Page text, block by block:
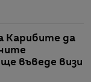
Карибите да
въведе визи